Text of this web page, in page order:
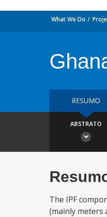
What We Do
RESUMO
ABSTRATO
The IPF
(mainly meters